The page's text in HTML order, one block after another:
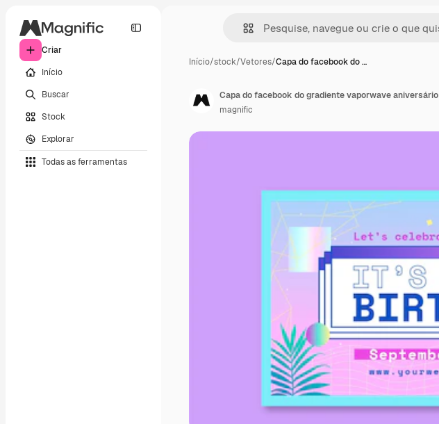
Criar
Início
Buscar
Stock
Explorar
Todas as ferramentas
Início/stock/Vetores/Capa do facebook do …
Capa do facebook do gradiente vaporwave aniversário
magnific